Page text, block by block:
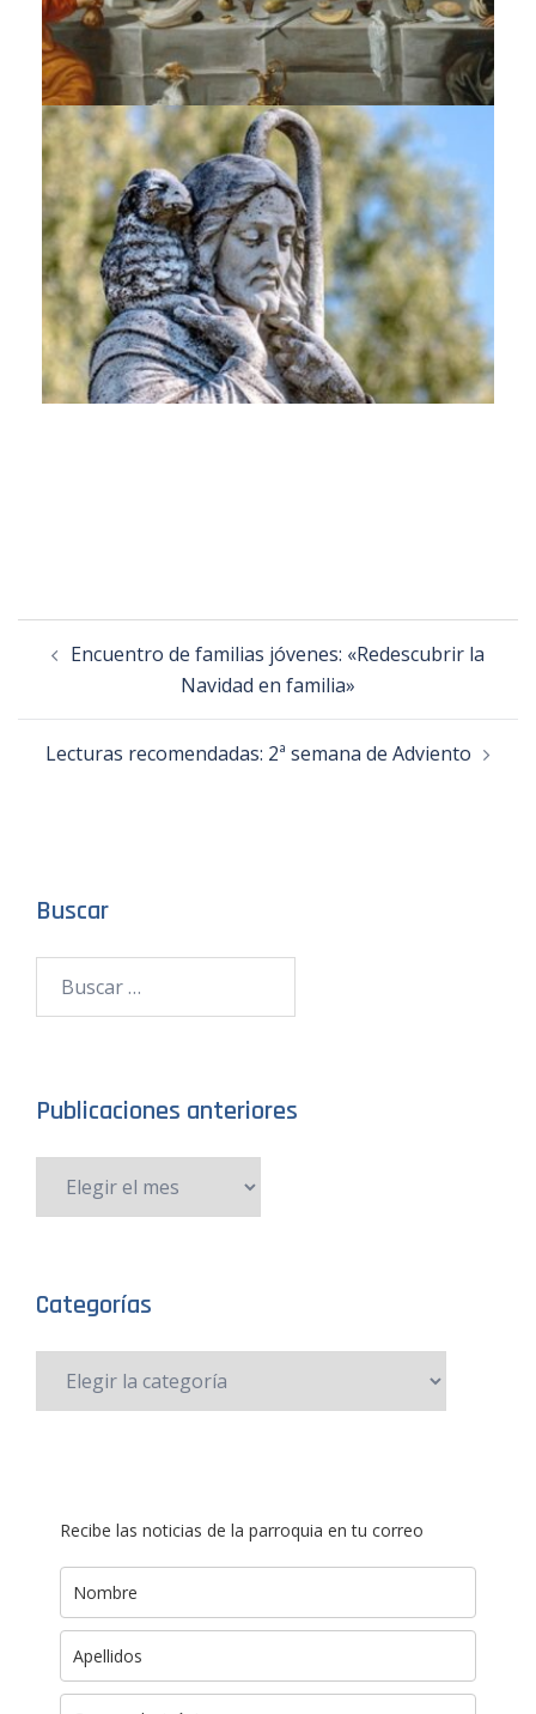
Encuentro de familias jóvenes: «Redescubrir la
Navidad en familia»
Lecturas recomendadas: 2ª semana de Adviento
Buscar
Publicaciones anteriores
Categorías
Recibe las noticias de la parroquia en tu correo